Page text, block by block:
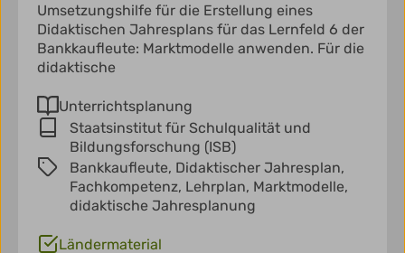
Umsetzungshilfe für die Erstellung eines
Didaktischen Jahresplans für das Lernfeld 6 der
Bankkaufleute: Marktmodelle anwenden. Für die
didaktische
Unterrichtsplanung
Staatsinstitut für Schulqualität und
Bildungsforschung (ISB)
Bankkaufleute, Didaktischer Jahresplan,
Fachkompetenz, Lehrplan, Marktmodelle,
didaktische Jahresplanung
Ländermaterial